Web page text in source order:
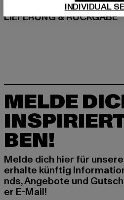
LIEFERUNG & RÜCKGABE
MELDE
BEN!
Melde dich hier für
erhalte künftig
nds, Angebote und
er E-Mail!
INDIVIDUAL